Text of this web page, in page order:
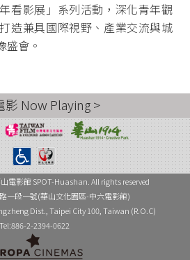
看影展」系列活動，深化青年觀
造兼具國際視野、產業交流與城
盛會。
影 Now Playing >
電影館 SPOT-Huashan. All rights reserved
一段一號(華山文化園區-中六電影館)
Dist., Taipei City 100, Taiwan (R.O.C)
Tel:886-2-2394-0622